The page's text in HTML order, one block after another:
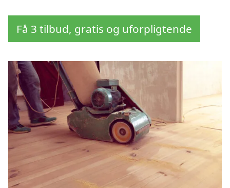
Få 3 tilbud, gratis og uforpligtende